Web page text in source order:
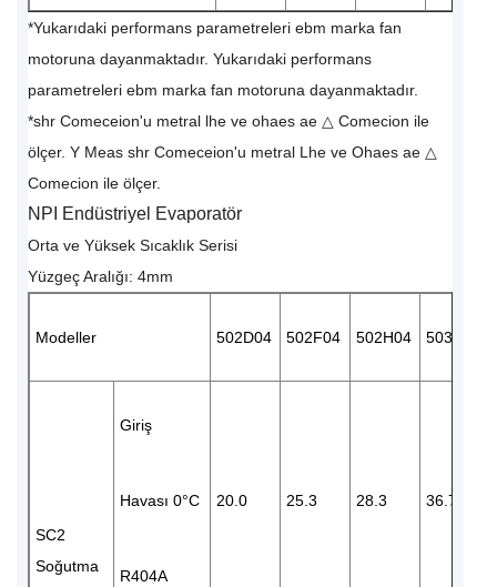
*Yukarıdaki performans parametreleri ebm marka fan
motoruna dayanmaktadır. Yukarıdaki performans
parametreleri ebm marka fan motoruna dayanmaktadır.
*shr Comeceion'u metral lhe ve ohaes ae △ Comecion ile
ölçer. Y Meas shr Comeceion'u metral Lhe ve Ohaes ae △
Comecion ile ölçer.
NPI Endüstriyel Evaporatör
Orta ve Yüksek Sıcaklık Serisi
Yüzgeç Aralığı: 4mm
Modeller 502D04 502F04 502H04 503F04
SC2
Soğutma
Giriş
Havası 0°C
R404A
20.0 25.3 28.3 36.7